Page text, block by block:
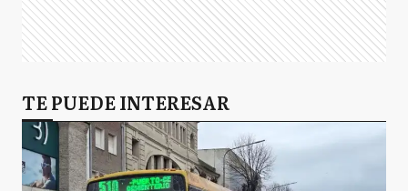
TE PUEDE INTERESAR